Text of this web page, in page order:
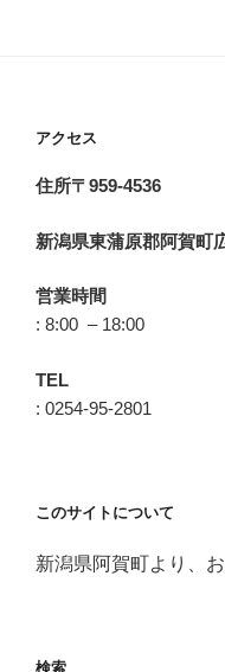
アクセス
住所〒959-4536
新潟県東蒲原郡阿賀町
営業時間
: 8:00 – 18:00
TEL
: 0254-95-2801
このサイトについて
新潟県阿賀町より、
検索